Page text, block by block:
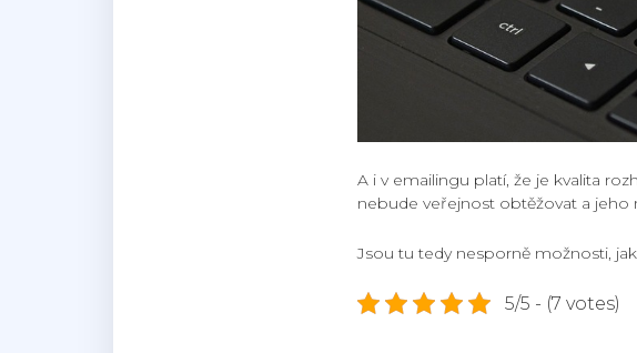
A i v emailingu platí, že je kvalita
nebude veřejnost obtěžovat a jeho
Jsou tu tedy nesporně možnosti,
5/5 - (7 votes)